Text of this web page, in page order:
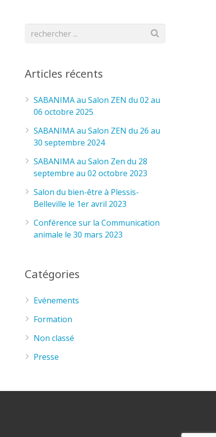
Articles récents
SABANIMA au Salon ZEN du 02 au
06 octobre 2025
SABANIMA au Salon ZEN du 26 au
30 septembre 2024
SABANIMA au Salon Zen du 28
septembre au 02 octobre 2023
Salon du bien-être à Plessis-
Belleville le 1er avril 2023
Conférence sur la Communication
animale le 30 mars 2023
Catégories
Evénements
Formation
Non classé
Presse